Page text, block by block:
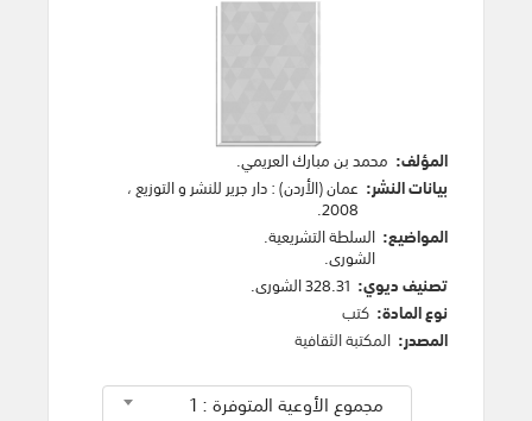
المؤلف: محمد بن مبارك العريمي.
بيانات النشر: عمان (الأردن):دار جرير للنشر و التوزيع،
2008
.
المواضيع: السلطة التشريعية.
الشورى.
تصنيف ديوي: 328.31 الشورى.
نوع المادة: كتب
المصدر: المكتبة الثقافية
مجموع الأوعية المتوفرة : 1